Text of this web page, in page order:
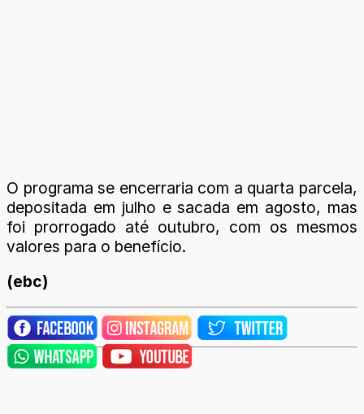
O programa se encerraria com a quarta parcela,
depositada em julho e sacada em agosto, mas
foi prorrogado até outubro, com os mesmos
valores para o benefício.
(ebc)